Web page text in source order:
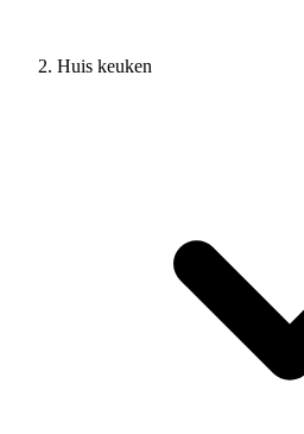
Huis keuken